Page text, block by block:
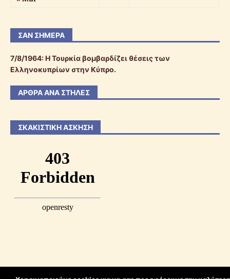
ΣΑΝ ΣΉΜΕΡΑ
7/8/1964: Η Τουρκία βομβαρδίζει θέσεις των
Ελληνοκυπρίων στην Κύπρο.
ΆΡΘΡΑ ΑΝΆ ΣΤΉΛΕΣ
ΣΚΑΚΙΣΤΙΚΉ ΆΣΚΗΣΗ